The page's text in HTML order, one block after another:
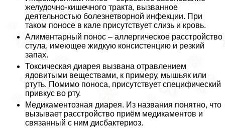
желудочно-кишечного тpaкта, вызванное
деятельностью болезнетворной инфекции. При
таком поносе в кале присутствует слизь и кровь.
Алиментарный понос – аллергическое расстройство
стула, имеющее жидкую консистенцию и резкий
запах.
Токсическая диарея вызвана отравлением
ядовитыми веществами, к примеру, мышьяк или
ртуть. Помимо поноса, присутствует специфический
привкус во рту.
Медикаментозная диарея. Из названия понятно, что
вызывает расстройство приём медикаментов и
связанный с ним дисбактериоз.